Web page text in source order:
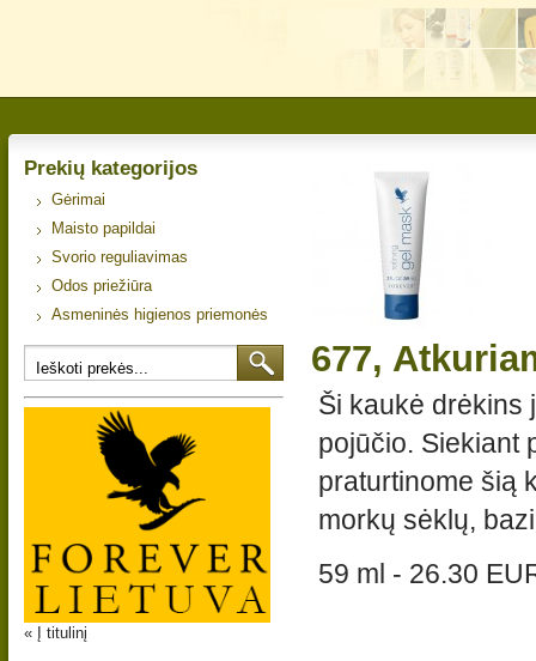
Prekių kategorijos
Gėrimai
Maisto papildai
Svorio reguliavimas
Odos priežiūra
Asmeninės higienos priemonės
« Į titulinį
677,
Ši kaukė drėkins
pojūčio. Siekiant
praturtinome šią
morkų sėklų,
59 ml - 26.30